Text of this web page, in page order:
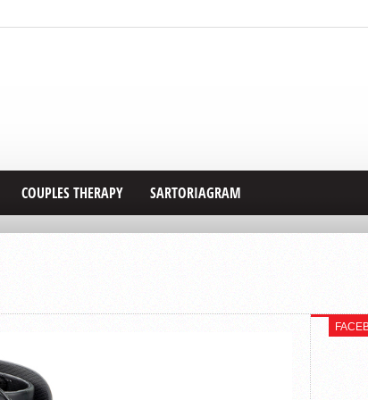
COUPLES THERAPY SARTORIAGRAM